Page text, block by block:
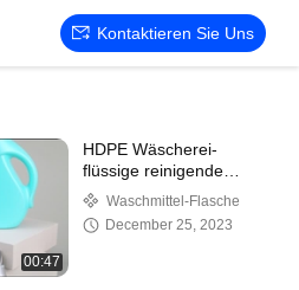
Kontaktieren Sie Uns
00:47
HDPE Wäscherei-
flüssige reinigende
Plastikflaschen mit
messender Gallone
3000ml der Kappen-1
Waschmittel-Flasche
December 25, 2023